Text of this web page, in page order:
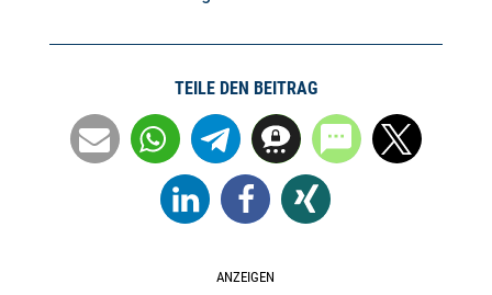
TEILE DEN BEITRAG
ANZEIGEN